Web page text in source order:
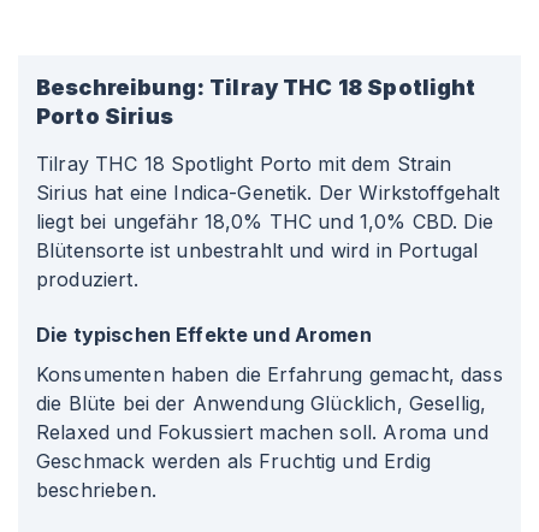
Beschreibung: Tilray THC 18 Spotlight
Porto Sirius
Tilray THC 18 Spotlight Porto mit dem Strain
Sirius hat eine Indica-Genetik. Der Wirkstoffgehalt
liegt bei ungefähr 18,0% THC und 1,0% CBD. Die
Blütensorte ist unbestrahlt und wird in Portugal
produziert.
Die typischen Effekte und Aromen
Konsumenten haben die Erfahrung gemacht, dass
die Blüte bei der Anwendung Glücklich, Gesellig,
Relaxed und Fokussiert machen soll. Aroma und
Geschmack werden als Fruchtig und Erdig
beschrieben.